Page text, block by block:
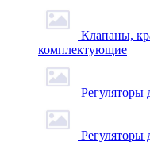
Клапаны,
комплектующие
Регуляторы
Регуляторы